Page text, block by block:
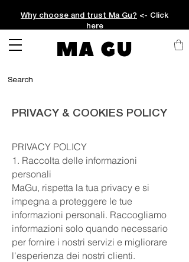
Why choose and trust Ma Gu? <- Click
here
MA GU
PRIVACY & COOKIES POLICY
PRIVACY POLICY
1. Raccolta delle informazioni
personali
MaGu, rispetta la tua privacy e si
impegna a proteggere le tue
informazioni personali. Raccogliamo
informazioni solo quando necessario
per fornire i nostri servizi e migliorare
l'esperienza dei nostri clienti.